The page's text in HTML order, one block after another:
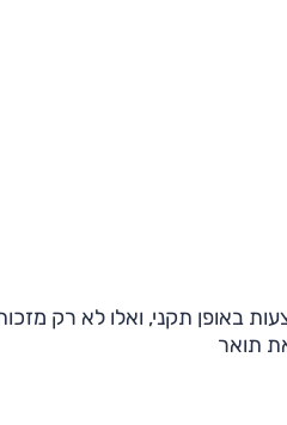
באופן תקני, ואלו לא רק